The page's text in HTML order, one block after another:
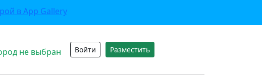
не выбран Войти Разместить